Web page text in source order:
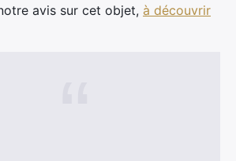
avis sur cet objet, à découvrir